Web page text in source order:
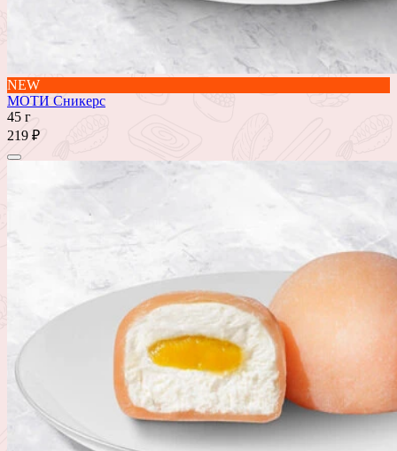
NEW
МОТИ Сникерс
45 г
219 ₽